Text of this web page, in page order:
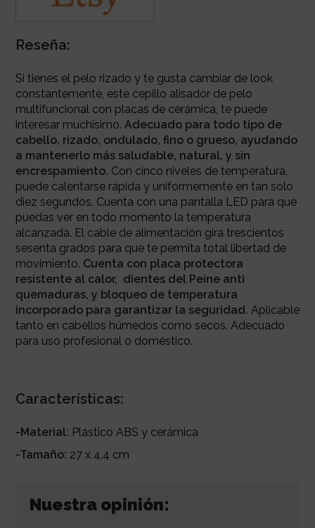
Reseña:
Si tienes el pelo rizado y te gusta cambiar de look
constantemente, este cepillo alisador de pelo
multifuncional con placas de cerámica, te puede
interesar muchísimo. Adecuado para todo tipo de
cabello, rizado, ondulado, fino o grueso, ayudando
a mantenerlo más saludable, natural, y sin
encrespamiento. Con cinco niveles de temperatura,
puede calentarse rápida y uniformemente en tan solo
diez segundos. Cuenta con una pantalla LED para que
puedas ver en todo momento la temperatura
alcanzada. El cable de alimentación gira trescientos
sesenta grados para que te permita total libertad de
movimiento. Cuenta con placa protectora
resistente al calor, dientes del Peine anti
quemaduras, y bloqueo de temperatura
incorporado para garantizar la seguridad. Aplicable
tanto en cabellos húmedos como secos. Adecuado
para uso profesional o doméstico.
Características:
-Material: Plástico ABS y cerámica
-Tamaño: 27 x 4,4 cm
Nuestra opinión: